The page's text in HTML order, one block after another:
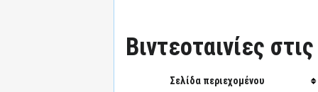
Βιντεοταινίες
Σελίδα περιεχομένου